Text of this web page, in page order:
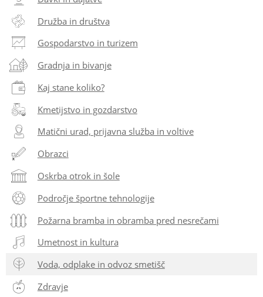
Družba in društva
Gospodarstvo in turizem
Gradnja in bivanje
Kaj stane koliko?
Kmetijstvo in gozdarstvo
Matični urad, prijavna služba in voltive
Obrazci
Oskrba otrok in šole
Področje športne tehnologije
Požarna bramba in obramba pred nesrečami
Umetnost in kultura
Voda, odplake in odvoz smetišč
Zdravje